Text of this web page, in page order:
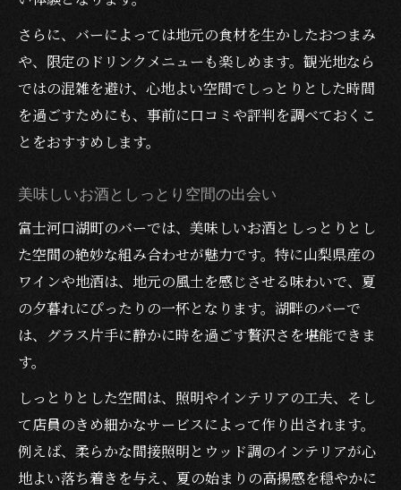
さらに、バーによっては地元の食材を生かしたおつまみ
や、限定のドリンクメニューも楽しめます。観光地なら
ではの混雑を避け、心地よい空間でしっとりとした時間
を過ごすためにも、事前に口コミや評判を調べておくこ
とをおすすめします。
美味しいお酒としっとり空間の出会い
富士河口湖町のバーでは、美味しいお酒としっとりとし
た空間の絶妙な組み合わせが魅力です。特に山梨県産の
ワインや地酒は、地元の風土を感じさせる味わいで、夏
の夕暮れにぴったりの一杯となります。湖畔のバーで
は、グラス片手に静かに時を過ごす贅沢さを堪能できま
す。
しっとりとした空間は、照明やインテリアの工夫、そし
て店員のきめ細かなサービスによって作り出されます。
例えば、柔らかな間接照明とウッド調のインテリアが心
地よい落ち着きを与え、夏の始まりの高揚感を穏やかに